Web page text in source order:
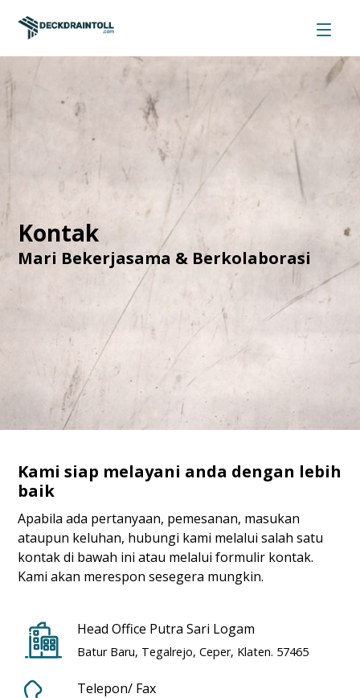
Kontak
Mari Bekerjasama & Berkolaborasi
Kami siap melayani anda dengan lebih
baik
Apabila ada pertanyaan, pemesanan, masukan
ataupun keluhan, hubungi kami melalui salah satu
kontak di bawah ini atau melalui formulir kontak.
Kami akan merespon sesegera mungkin.
Head Office Putra Sari Logam
Batur Baru, Tegalrejo, Ceper, Klaten. 57465
Telepon/ Fax